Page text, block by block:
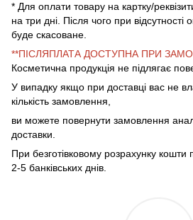
* Для оплати товару на картку/
на три дні. Після чого при
буде скасоване.
**ПІСЛЯПЛАТА ДОСТУПНА ПРИ
Косметична продукція не підлягає
У випадку якщо при доставці вас не
кількість замовлення,
ви можете повернути замовлення
доставки.
При безготівковому розрахунку кошти
2-5 банківських днів.